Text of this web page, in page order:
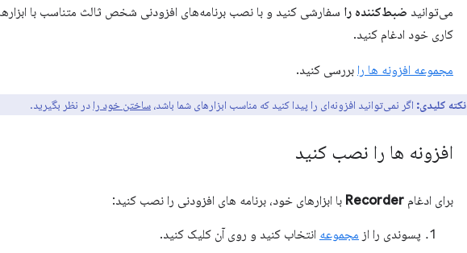
می‌توانید ضبط‌کننده را سفارشی کنید و با نصب برنامه‌های افزودنی شخص ثالث متناسب با
کاری خود ادغام کنید.
مجموعه افزونه ها را بررسی کنید.
نکته کلیدی: اگر نمی‌توانید افزونه‌ای را پیدا کنید که مناسب ابزارهای شما باشد، ساختن خود را در نظر بگیرید.
افزونه ها را نصب کنید
برای ادغام Recorder با ابزارهای خود، برنامه های افزودنی را نصب کنید:
پسوندی را از مجموعه انتخاب کنید و روی آن کلیک کنید.